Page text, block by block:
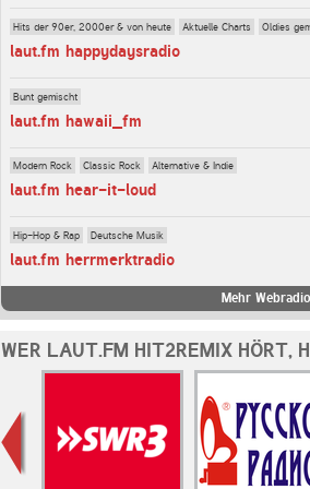
Hits der 90er, 2000er & von heute Aktuelle Charts Oldies
laut.fm happydaysradio
Bunt gemischt
laut.fm hawaii_fm
Modern Rock Classic Rock Alternative & Indie
laut.fm hear-it-loud
Hip-Hop & Rap Deutsche Musik
laut.fm herrmerktradio
Mehr
WER LAUT.FM HIT2REMIX HÖRT,